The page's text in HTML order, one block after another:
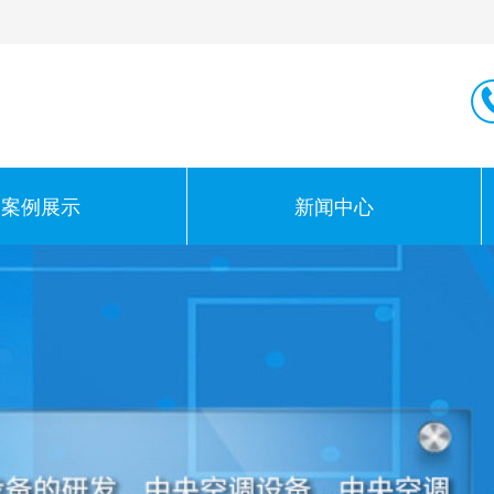
案例展示 新闻中心